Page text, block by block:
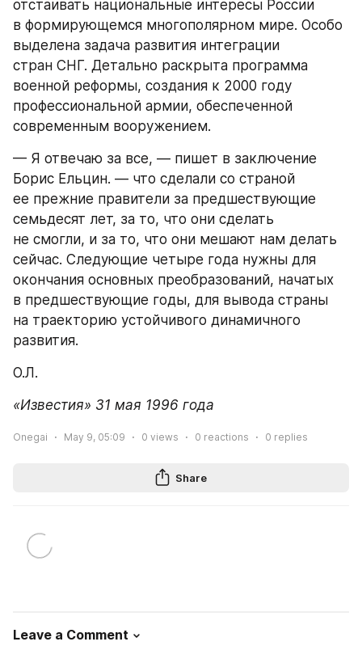
отстаивать национальные интересы России
в формирующемся многополярном мире. Особо
выделена задача развития интеграции
стран СНГ. Детально раскрыта программа
военной реформы, создания к 2000 году
профессиональной армии, обеспеченной
современным вооружением.
— Я отвечаю за все, — пишет в заключение
Борис Ельцин. — что сделали со страной
ее прежние правители за предшествующие
семьдесят лет, за то, что они сделать
не смогли, и за то, что они мешают нам делать
сейчас. Следующие четыре года нужны для
окончания основных преобразований, начатых
в предшествующие годы, для вывода страны
на траекторию устойчивого динамичного
развития.
О.Л.
«Известия» 31 мая 1996 года
Onegai May 9, 05:09 0 views 0 reactions 0 replies
Share
Leave a Comment